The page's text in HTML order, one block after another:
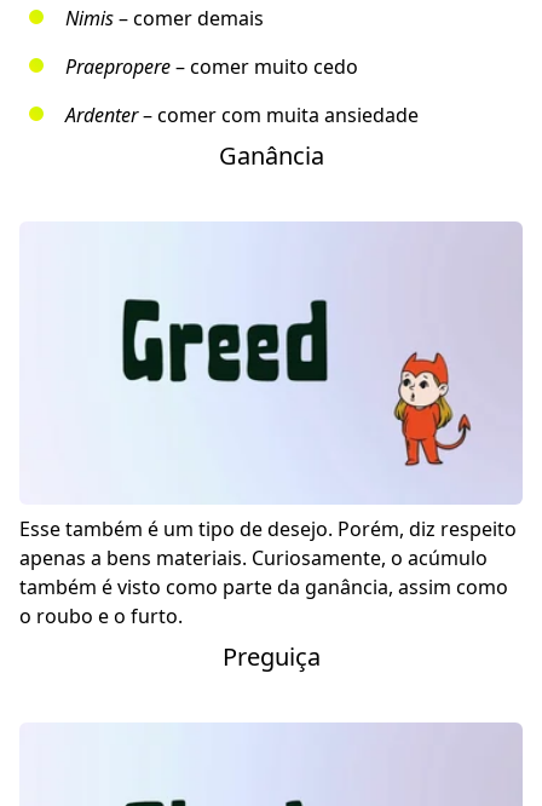
Nimis– comer demais
Praepropere– comer muito cedo
Ardenter– comer com muita ansiedade
Ganância
Esse também é um tipo de desejo. Porém, diz respeito
apenas a bens materiais. Curiosamente, o acúmulo
também é visto como parte da ganância, assim como
o roubo e o furto.
Preguiça